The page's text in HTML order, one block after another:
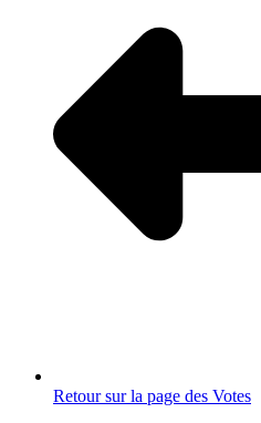
Retour sur la page des Votes